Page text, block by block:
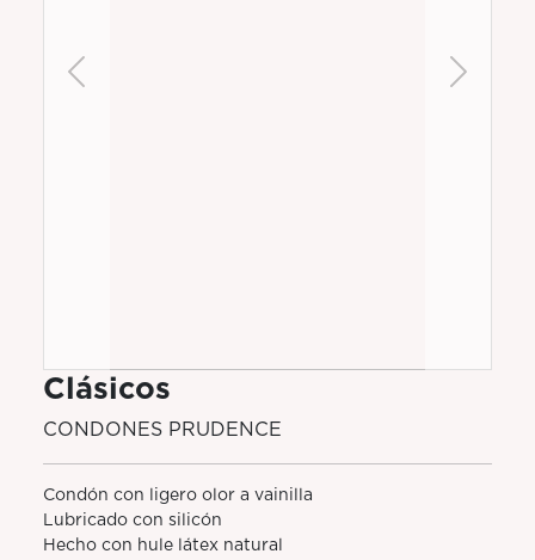
Previous Next
Clásicos
CONDONES PRUDENCE
Condón con ligero olor a vainilla
Lubricado con silicón
Hecho con hule látex natural